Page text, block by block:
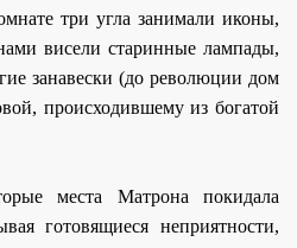
три уг­ла за­ни­ма­ли ико­ны,
ви­се­ли ста­рин­ные лам­па­ды,
за­на­вес­ки (до ре­во­лю­ции дом
про­ис­хо­див­ше­му из бо­га­той
ме­ста Мат­ро­на по­ки­да­ла
го­то­вя­щи­е­ся непри­ят­но­сти,